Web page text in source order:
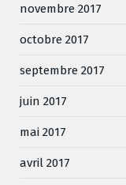
novembre 2017
octobre 2017
septembre 2017
juin 2017
mai 2017
avril 2017